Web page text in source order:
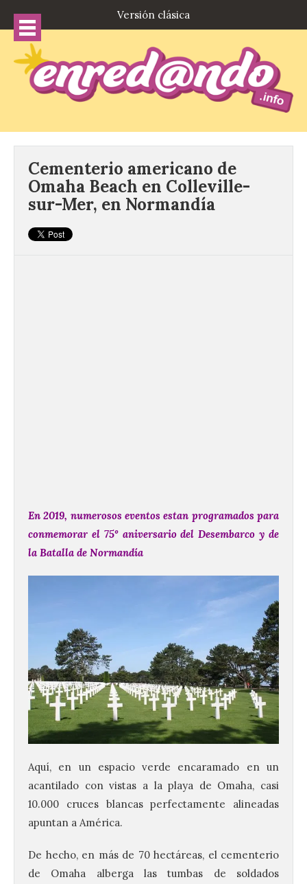
Versión clásica
Cementerio americano de
Omaha Beach en Colleville-
sur-Mer, en Normandía
En 2019, numerosos eventos estan programados para
conmemorar el 75º aniversario del Desembarco y de
la Batalla de Normandía
Aquí, en un espacio verde encaramado en un
acantilado con vistas a la playa de Omaha, casi
10.000 cruces blancas perfectamente alineadas
apuntan a América.
De hecho, en más de 70 hectáreas, el cementerio
de Omaha alberga las tumbas de soldados